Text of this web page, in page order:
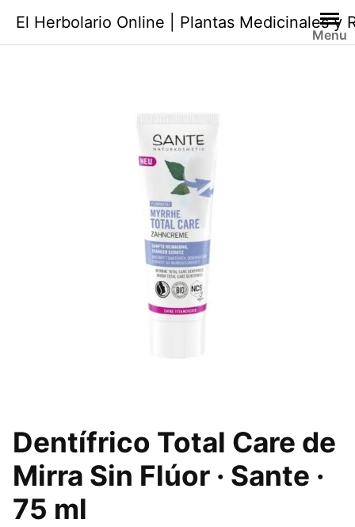
contenido
El Herbolario Online | Plantas Medicinales y
Menu
Dentífrico Total Care de
Mirra Sin Flúor · Sante ·
75 ml